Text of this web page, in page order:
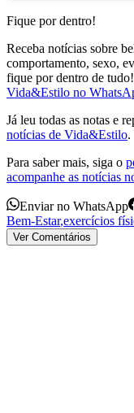
Fique por dentro!
Receba notícias sobre
comportamento, sexo,
fique por dentro de
Vida&Estilo no
Já leu todas as notas e
notícias de Vida&Estilo.
Para saber mais, siga o
acompanhe as notícias
Enviar no WhatsApp
Bem-Estar,exercícios
Ver Comentários